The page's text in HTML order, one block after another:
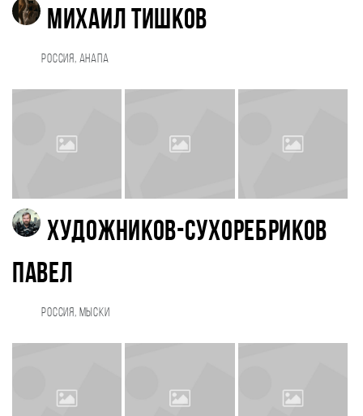
Михаил Тишков
Россия, Анапа
Художников-Сухоребриков
Павел
Россия, Мыски